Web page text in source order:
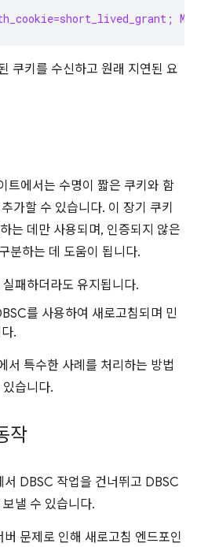
쿠키를 수신하고 원래 지연된 요
트에서는 수명이 짧은 쿠키와 함
가할 수 있습니다. 이 장기 쿠키
는 데만 사용되며, 인증되지 않은
분하는 데 도움이 됩니다.
패하더라도 유지됩니다.
를 사용하여 새로고침되며 민
.
서 특수한 사례를 처리하는 방법
습니다.
작
DBSC 작업을 건너뛰고 DBSC
낼 수 있습니다.
문제로 인해 새로고침 엔드포인